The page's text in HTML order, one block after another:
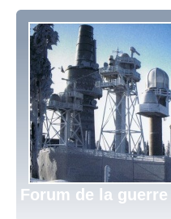
Forum de la